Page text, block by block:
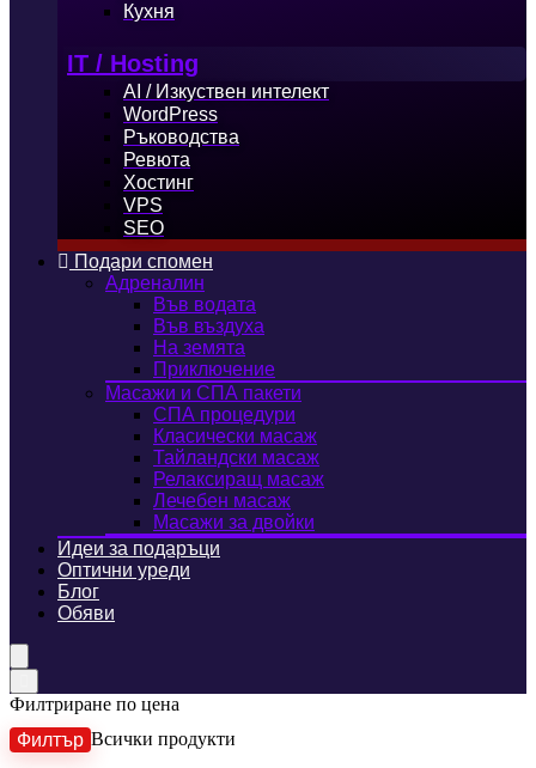
Кухня
IT / Hosting
AI / Изкуствен интелект
WordPress
Ръководства
Ревюта
Хостинг
VPS
SEO
Подари спомен
Адреналин
Във водата
Във въздуха
На земята
Приключение
Масажи и СПА пакети
СПА процедури
Класически масаж
Тайландски масаж
Релаксиращ масаж
Лечебен масаж
Масажи за двойки
Идеи за подаръци
Оптични уреди
Блог
Обяви
Филтриране по цена
Филтър Всички продукти